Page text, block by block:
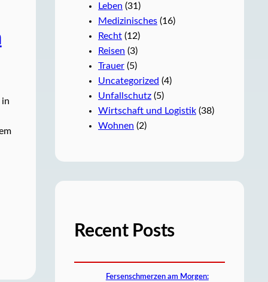
in
Leben (31)
Medizinisches (16)
Recht (12)
Reisen (3)
Trauer (5)
Uncategorized (4)
Unfallschutz (5)
Wirtschaft und Logistik (38)
Wohnen (2)
Recent Posts
Fersenschmerzen am Morgen: